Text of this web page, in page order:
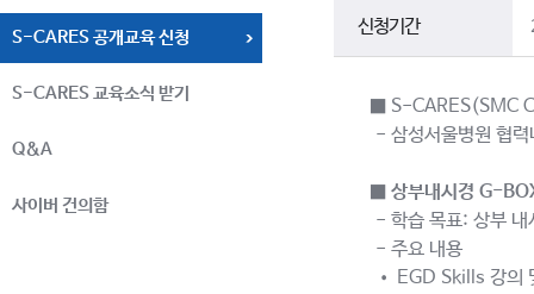
S-CARES 공개교육 신청
S-CARES 교육소식 받기
Q&A
사이버 건의함
신청기간
■ S-CARES(SMC
- 삼성서울병원 협력
■ 상부내시경 G-
- 학습 목표: 상부 내
- 주요 내용
• EGD Skills 강의